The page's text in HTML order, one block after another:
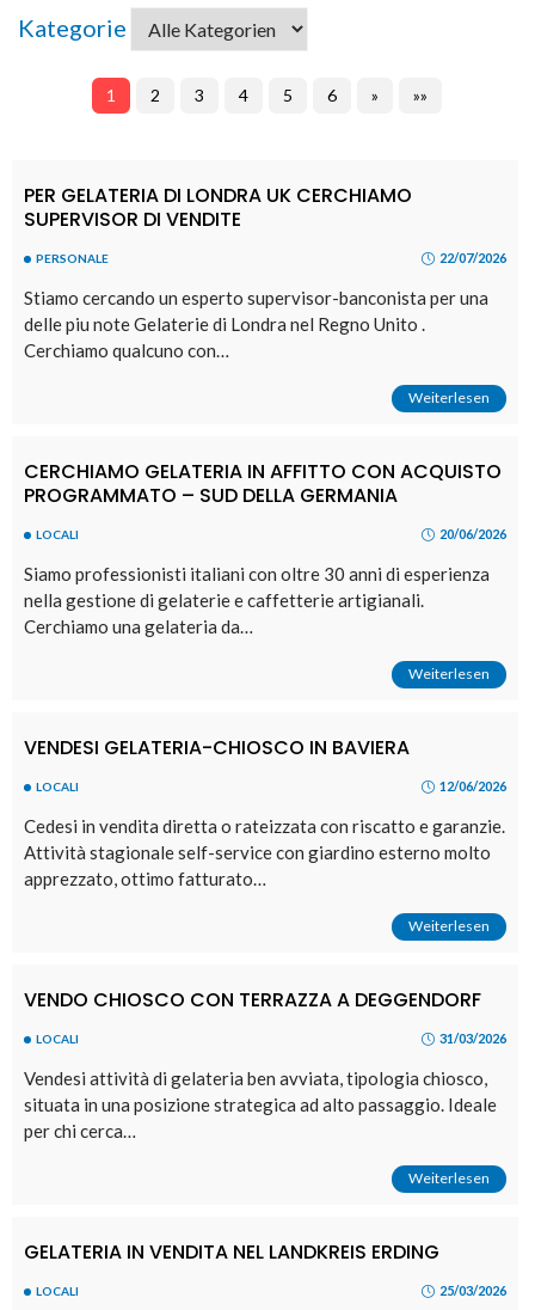
Kategorie
1 2 3 4 5 6 » »»
PER GELATERIA DI LONDRA UK CERCHIAMO
SUPERVISOR DI VENDITE
PERSONALE 22/07/2026
Stiamo cercando un esperto supervisor-banconista per una
delle piu note Gelaterie di Londra nel Regno Unito .
Cerchiamo qualcuno con…
Weiterlesen
CERCHIAMO GELATERIA IN AFFITTO CON ACQUISTO
PROGRAMMATO – SUD DELLA GERMANIA
LOCALI 20/06/2026
Siamo professionisti italiani con oltre 30 anni di esperienza
nella gestione di gelaterie e caffetterie artigianali.
Cerchiamo una gelateria da…
Weiterlesen
VENDESI GELATERIA-CHIOSCO IN BAVIERA
LOCALI 12/06/2026
Cedesi in vendita diretta o rateizzata con riscatto e garanzie.
Attività stagionale self-service con giardino esterno molto
apprezzato, ottimo fatturato…
Weiterlesen
VENDO CHIOSCO CON TERRAZZA A DEGGENDORF
LOCALI 31/03/2026
Vendesi attività di gelateria ben avviata, tipologia chiosco,
situata in una posizione strategica ad alto passaggio. Ideale
per chi cerca…
Weiterlesen
GELATERIA IN VENDITA NEL LANDKREIS ERDING
LOCALI 25/03/2026